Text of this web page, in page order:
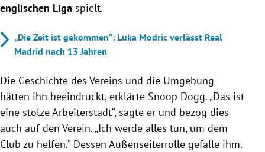
englischen Liga spielt.
„Die Zeit ist gekommen“: Luka Modric verlässt Real
Madrid nach 13 Jahren
Die Geschichte des Vereins und die Umgebung
hätten ihn beeindruckt, erklärte Snoop Dogg. „Das ist
eine stolze Arbeiterstadt“, sagte er und bezog dies
auch auf den Verein. „Ich werde alles tun, um dem
Club zu helfen.“ Dessen Außenseiterrolle gefalle ihm.